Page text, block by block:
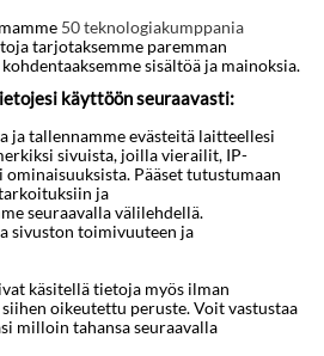
Puerto de Soller
50 teknologiakumppania
tarjotaksemme paremman
sisältöä ja mainoksia.
käyttöön seuraavasti:
ja tallennamme evästeitä laitteellesi
sivuista, joilla vierailit, IP-
Pääset tutustumaan
ja
seuraavalla välilehdellä.
sivuston toimivuuteen ja
käsitellä tietoja myös ilman
oikeutettu peruste. Voit vastustaa
milloin tahansa seuraavalla